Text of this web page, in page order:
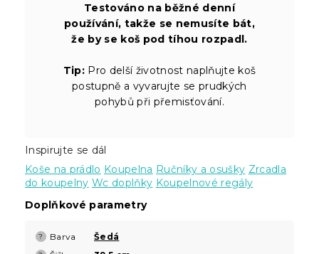
Testováno na běžné denní
používání, takže se nemusíte bát,
že by se koš pod tíhou rozpadl.
Tip: Pro delší životnost naplňujte koš
postupně a vyvarujte se prudkých
pohybů při přemisťování.
Inspirujte se dál
Koše na prádlo Koupelna Ručníky a osušky Zrcadla
do koupelny Wc doplňky Koupelnové regály
Doplňkové parametry
? Barva Šedá